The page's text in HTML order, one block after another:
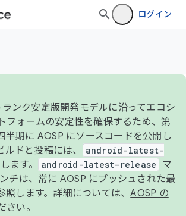
ログイン
ンク安定版開発モデルに沿ってエコシ
フォームの安定性を確保するため、第
半期に AOSP にソースコードを公開し
ルドと投稿には、
android-latest-
ます。 android-latest-release
マ
チは、常に AOSP にプッシュされた最
照します。詳細については、AOSP の
さい。